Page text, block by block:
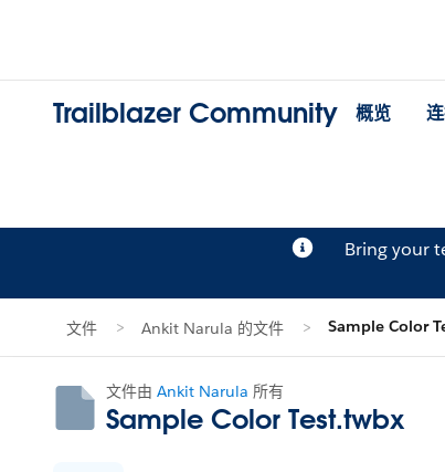
Trailblazer Community 概览
Bring your
文件 Ankit Narula 的文件 Sample Color
文件由 Ankit Narula 所有
Sample Color Test.twbx